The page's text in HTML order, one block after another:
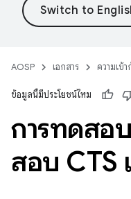
AOSP เอกสาร ความเข้
ข้อมูลนี้มีประโยชน์ไหม
การทดสอ
สอบ CTS